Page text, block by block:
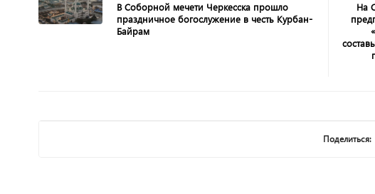
В Соборной мечети Черкесска прошло
праздничное богослужение в честь Курбан-
Байрам
На
Поделиться: